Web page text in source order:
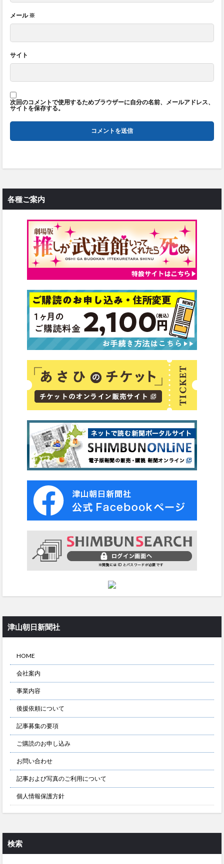
メール※
サイト
次回のコメントで使用するためブラウザーに自分の名前、メールアドレス、
サイトを保存する。
各種ご案内
津山朝日新聞社
HOME
会社案内
事業内容
後援依頼について
記事募集の要項
ご購読のお申し込み
お問い合わせ
記事および写真のご利用について
個人情報保護方針
検索